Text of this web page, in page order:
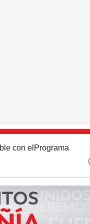
con el Programa